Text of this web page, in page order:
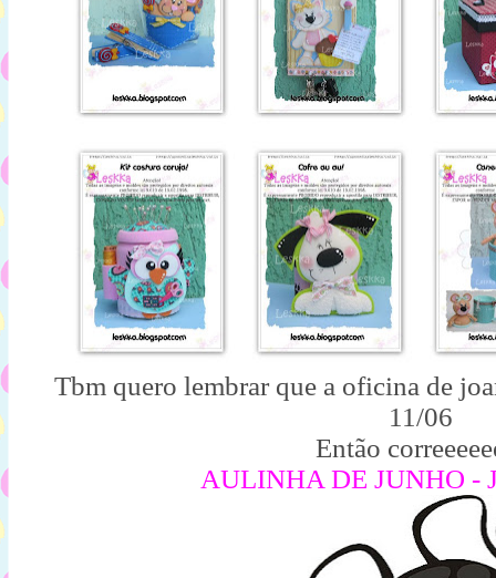
Tbm quero lembrar que a oficina de
11/06
Então
AULINHA DE JUNHO -